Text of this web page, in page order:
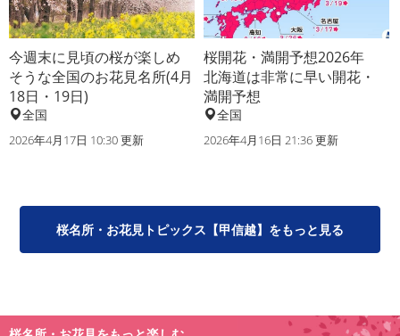
今週末に見頃の桜が楽しめ
そうな全国のお花見名所(4月
18日・19日)
全国
2026年4月17日 10:30 更新
桜開花・満開予想2026年
北海道は非常に早い開花・
満開予想
全国
2026年4月16日 21:36 更新
桜名所・お花見トピックス【甲信越】をもっと見る